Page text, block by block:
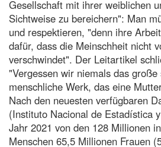
Gesellschaft mit ihrer weiblichen
Sichtweise zu bereichern": Man
und respektieren, "denn ihre
dafür, dass die Meinschheit nicht
verschwindet". Der Leitartikel
"Vergessen wir niemals das große
menschliche Werk, das eine
Nach den neuesten verfügbaren
(Instituto Nacional de Estadística
Jahr 2021 von den 128 Millionen
Menschen 65,5 Millionen Frauen